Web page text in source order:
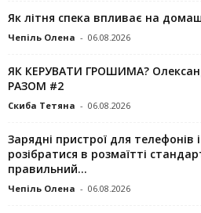
Як літня спека впливає на
Чепіль Олена - 06.08.2026
ЯК КЕРУВАТИ ГРОШИМА?
РАЗОМ #2
Скиба Тетяна - 06.08.2026
Зарядні пристрої для телефонів
розібратися в розмаїтті
правильний...
Чепіль Олена - 06.08.2026